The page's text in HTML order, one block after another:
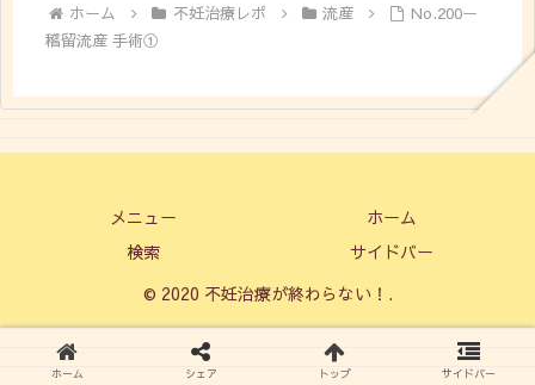
ホーム 不妊治療レポ 流産
No.200ー
稽留流産 手術①
メニュー
ホーム
検索
サイドバー
© 2020 不妊治療が終わらない！.
ホーム シェア トップ サイドバー